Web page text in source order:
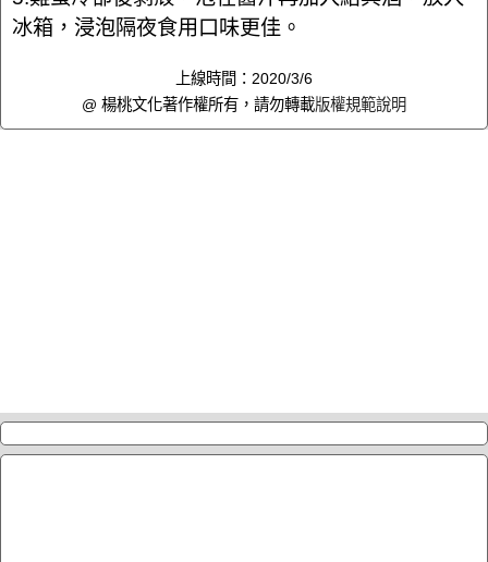
冰箱，浸泡隔夜食用口味更佳。
上線時間：2020/3/6
@ 楊桃文化著作權所有，請勿轉載版權規範說明